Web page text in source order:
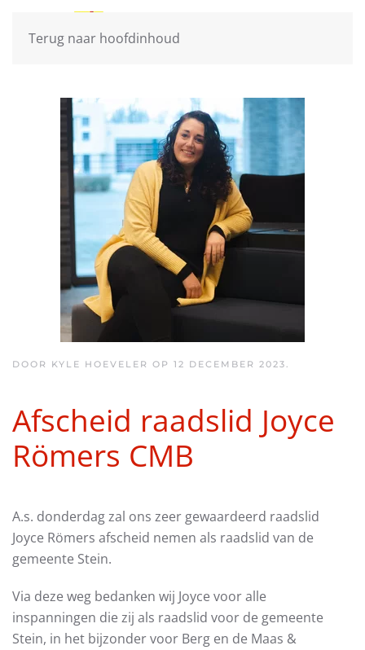
Terug naar hoofdinhoud
DOOR KYLE HOEVELER OP 12 DECEMBER 2023.
Afscheid raadslid Joyce
Römers CMB
A.s. donderdag zal ons zeer gewaardeerd raadslid
Joyce Römers afscheid nemen als raadslid van de
gemeente Stein.
Via deze weg bedanken wij Joyce voor alle
inspanningen die zij als raadslid voor de gemeente
Stein, in het bijzonder voor Berg en de Maas &